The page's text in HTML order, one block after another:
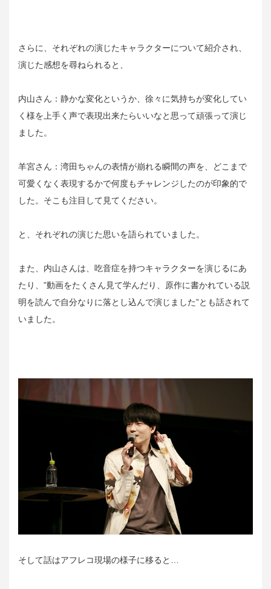
さらに、それぞれの演じたキャラクターについて紹介され、
演じた感想を尋ねられると、
内山さん：静かな変化というか、徐々に気持ちが変化してい
く様を上手く声で表現出来たらいいなと思って頑張って演じ
ました。
羊宮さん：湾田ちゃんの表情が崩れる瞬間の声を、どこまで
可愛くなく表現するかで何度もチャレンジしたのが印象的で
した。そこも注目して見てください。
と、それぞれの演じた思いを語られていました。
また、内山さんは、吃音症を持つキャラクターを演じるにあ
たり、”動画をたくさん見て学んだり、原作に書かれている説
明を読んで自分なりに落とし込んで演じました”とも話されて
いました。
そして話はアフレコ現場の様子に移ると…